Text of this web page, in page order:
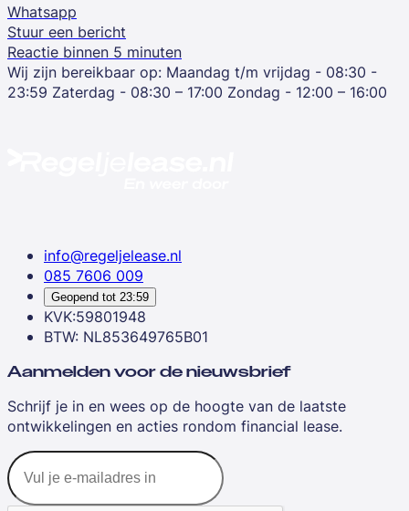
Whatsapp
Stuur een bericht
Reactie binnen 5 minuten
Wij zijn bereikbaar op: Maandag t/m vrijdag - 08:30 -
23:59 Zaterdag - 08:30 – 17:00 Zondag - 12:00 – 16:00
info@regeljelease.nl
085 7606 009
Geopend tot 23:59
KVK:59801948
BTW: NL853649765B01
Aanmelden voor de nieuwsbrief
Schrijf je in en wees op de hoogte van de laatste
ontwikkelingen en acties rondom financial lease.